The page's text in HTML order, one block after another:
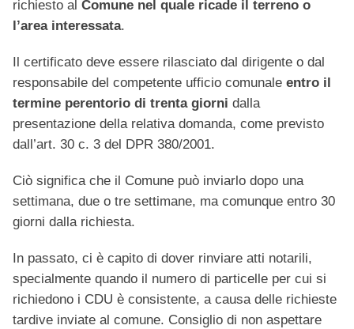
richiesto al Comune nel quale ricade il terreno o
l’area interessata.
Il certificato deve essere rilasciato dal dirigente o dal
responsabile del competente ufficio comunale entro il
termine perentorio di trenta giorni dalla
presentazione della relativa domanda, come previsto
dall’art. 30 c. 3 del DPR 380/2001.
Ciò significa che il Comune può inviarlo dopo una
settimana, due o tre settimane, ma comunque entro 30
giorni dalla richiesta.
In passato, ci è capito di dover rinviare atti notarili,
specialmente quando il numero di particelle per cui si
richiedono i CDU è consistente, a causa delle richieste
tardive inviate al comune. Consiglio di non aspettare